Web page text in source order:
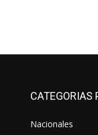
CATEGORIAS
Nacionales